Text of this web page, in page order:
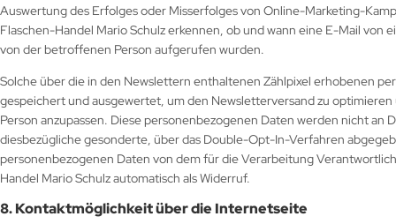
Auswertung des Erfolges oder Misserfolges von Online-Marketing-
Flaschen-Handel Mario Schulz erkennen, ob und wann eine E-Mail
von der betroffenen Person aufgerufen wurden.
Solche über die in den Newslettern enthaltenen Zählpixel erhobenen
gespeichert und ausgewertet, um den Newsletterversand zu
Person anzupassen. Diese personenbezogenen Daten werden nicht
diesbezügliche gesonderte, über das Double-Opt-In-Verfahren
personenbezogenen Daten von dem für die Verarbeitung
Handel Mario Schulz automatisch als Widerruf.
8. Kontaktmöglichkeit über die Internetseite